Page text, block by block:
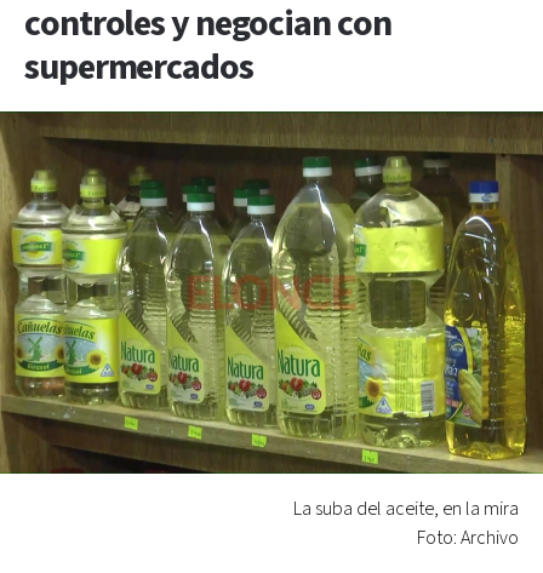
controles y negocian con
supermercados
La suba del aceite, en la mira
Foto: Archivo